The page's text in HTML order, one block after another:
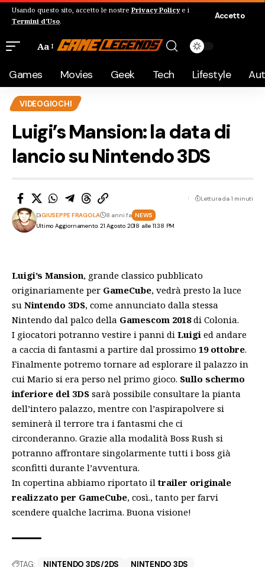
Usando questo sito, accetto le nostre Privacy Policye i
Termini d'Uso.
Accetto
Aa
Games Movies Geek Tech Lifestyle
VIDEOGIOCHI
Luigi’s Mansion: la data di
lancio su Nintendo 3DS
Ultimo Aggiornamento: 21 Agosto 2018 alle 11:38 PM
DiGIUSEPPE FRAGOLA 8 anni fa NEWS
Lettura da 1 minuti
Luigi’s Mansion, grande classico pubblicato
originariamente per GameCube, vedrà presto la luce
su Nintendo 3DS, come annunciato dalla stessa
Nintendo dal palco della Gamescom 2018di Colonia.
I giocatori potranno vestire i panni di Luigi ed andare
a caccia di fantasmi a partire dal prossimo 19 ottobre.
Finalmente potremo tornare ad esplorare il palazzo in
cui Mario si era perso nel primo gioco. Sullo schermo
inferiore del 3DS sarà possibile consultare la pianta
dell’intero palazzo, mentre con l’aspirapolvere si
seminerà il terrore tra i fantasmi che ci
circonderanno. Grazie alla modalità Boss Rush si
potranno affrontare singolarmente tutti i boss già
sconfitti durante l’avventura.
In copertina abbiamo riportato iltrailer originale
realizzato per GameCube, così., tanto per farvi
scendere qualche lacrima. Buona visione!
TAG: NINTENDO 3DS/2DS
NINTENDO 3DS